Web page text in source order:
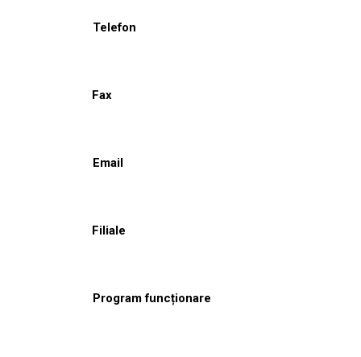
Telefon
Fax
Email
Filiale
Program funcționare